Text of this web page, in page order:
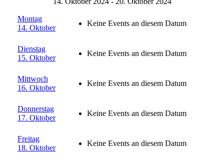
Montag
14. Oktober
Keine Events an diesem Datum
Dienstag
15. Oktober
Keine Events an diesem Datum
Mittwoch
16. Oktober
Keine Events an diesem Datum
Donnerstag
17. Oktober
Keine Events an diesem Datum
Freitag
18. Oktober
Keine Events an diesem Datum